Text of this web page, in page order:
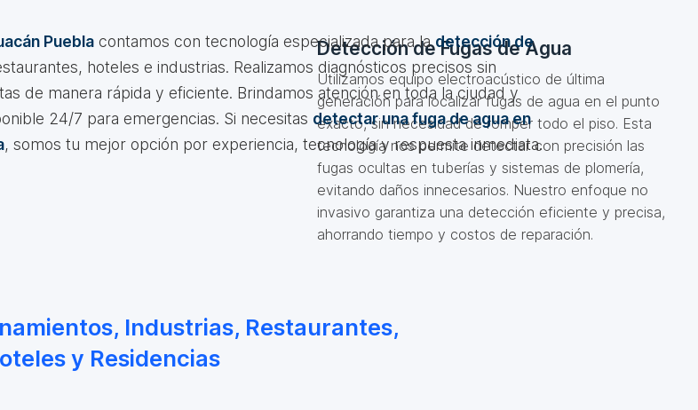
Detección de Fugas de Agua
Utilizamos equipo electroacústico de última
generación para localizar fugas de agua en el punto
exacto, sin necesidad de romper todo el piso. Esta
tecnología nos permite detectar con precisión las
fugas ocultas en tuberías y sistemas de plomería,
evitando daños innecesarios. Nuestro enfoque no
invasivo garantiza una detección eficiente y precisa,
ahorrando tiempo y costos de reparación.
Puebla contamos con tecnología especializada para ladetección de
hoteles e industrias. Realizamos diagnósticos precisos sin
de manera rápida y eficiente. Brindamos atención en toda la ciudad y
24/7 para emergencias. Si necesitas detectar una fuga de agua en
, somos tu mejor opción por experiencia, tecnología y respuesta inmediata.
Industrias, Restaurantes,
y Residencias